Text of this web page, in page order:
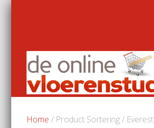
Home / Product Sortering / Everest